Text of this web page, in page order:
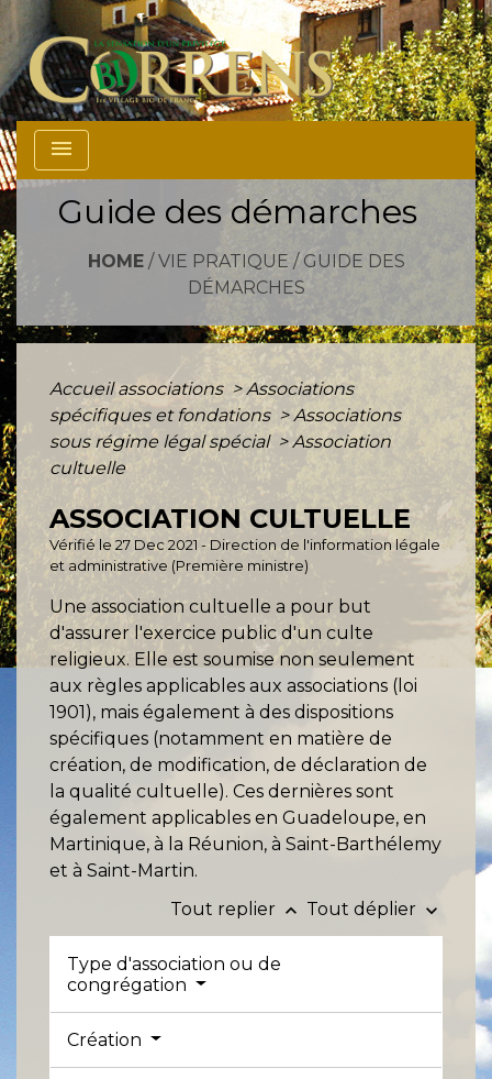
menu
Guide des démarches
HOME/ VIE PRATIQUE / GUIDE DES
DÉMARCHES
Accueil associations > Associations
spécifiques et fondations > Associations
sous régime légal spécial > Association
cultuelle
ASSOCIATION CULTUELLE
Vérifié le 27 Dec 2021 - Direction de l'information légale
et administrative (Première ministre)
Une association cultuelle a pour but
d'assurer l'exercice public d'un culte
religieux. Elle est soumise non seulement
aux règles applicables aux associations (loi
1901), mais également à des dispositions
spécifiques (notamment en matière de
création, de modification, de déclaration de
la qualité cultuelle). Ces dernières sont
également applicables en Guadeloupe, en
Martinique, à la Réunion, à Saint-Barthélemy
et à Saint-Martin.
Tout replier keyboard_arrow_up Tout déplier keyboard_arrow_down
Type d'association ou de
congrégation
Création